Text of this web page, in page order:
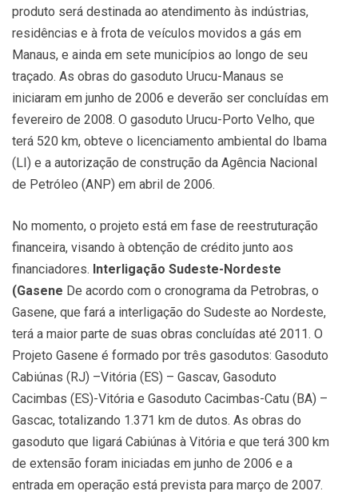
produto será destinada ao atendimento às indústrias,
residências e à frota de veículos movidos a gás em
Manaus, e ainda em sete municípios ao longo de seu
traçado. As obras do gasoduto Urucu-Manaus se
iniciaram em junho de 2006 e deverão ser concluídas em
fevereiro de 2008. O gasoduto Urucu-Porto Velho, que
terá 520 km, obteve o licenciamento ambiental do Ibama
(LI) e a autorização de construção da Agência Nacional
de Petróleo (ANP) em abril de 2006.
No momento, o projeto está em fase de reestruturação
financeira, visando à obtenção de crédito junto aos
financiadores. Interligação Sudeste-Nordeste
(Gasene De acordo com o cronograma da Petrobras, o
Gasene, que fará a interligação do Sudeste ao Nordeste,
terá a maior parte de suas obras concluídas até 2011. O
Projeto Gasene é formado por três gasodutos: Gasoduto
Cabiúnas (RJ) –Vitória (ES) – Gascav, Gasoduto
Cacimbas (ES)-Vitória e Gasoduto Cacimbas-Catu (BA) –
Gascac, totalizando 1.371 km de dutos. As obras do
gasoduto que ligará Cabiúnas à Vitória e que terá 300 km
de extensão foram iniciadas em junho de 2006 e a
entrada em operação está prevista para março de 2007.